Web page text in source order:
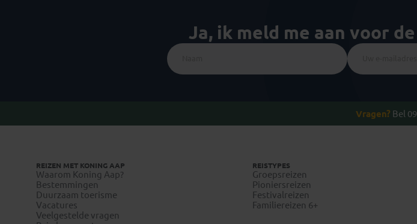
Ja, ik meld me aan voor
Vragen? Bel
REIZEN MET KONING AAP
Waarom Koning Aap?
Bestemmingen
Duurzaam toerisme
Vacatures
Veelgestelde vragen
REISTYPES
Groepsreizen
Pioniersreizen
Festivalreizen
Familiereizen 6+